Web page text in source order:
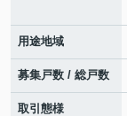
用途地域
募集戸数 / 総戸数
取引態様